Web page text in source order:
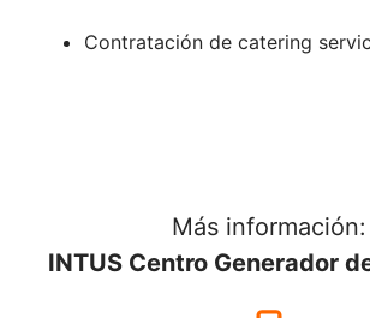
Contratación de catering
Más información:
INTUS Centro Generador